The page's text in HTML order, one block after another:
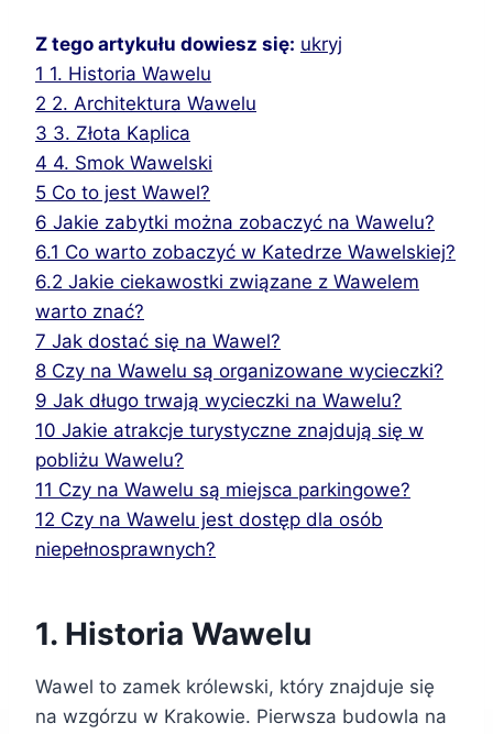
Z tego artykułu dowiesz się: ukryj
1 1. Historia Wawelu
2 2. Architektura Wawelu
3 3. Złota Kaplica
4 4. Smok Wawelski
5 Co to jest Wawel?
6 Jakie zabytki można zobaczyć na Wawelu?
6.1 Co warto zobaczyć w Katedrze Wawelskiej?
6.2 Jakie ciekawostki związane z Wawelem
warto znać?
7 Jak dostać się na Wawel?
8 Czy na Wawelu są organizowane wycieczki?
9 Jak długo trwają wycieczki na Wawelu?
10 Jakie atrakcje turystyczne znajdują się w
pobliżu Wawelu?
11 Czy na Wawelu są miejsca parkingowe?
12 Czy na Wawelu jest dostęp dla osób
niepełnosprawnych?
1. Historia Wawelu
Wawel to zamek królewski, który znajduje się
na wzgórzu w Krakowie. Pierwsza budowla na